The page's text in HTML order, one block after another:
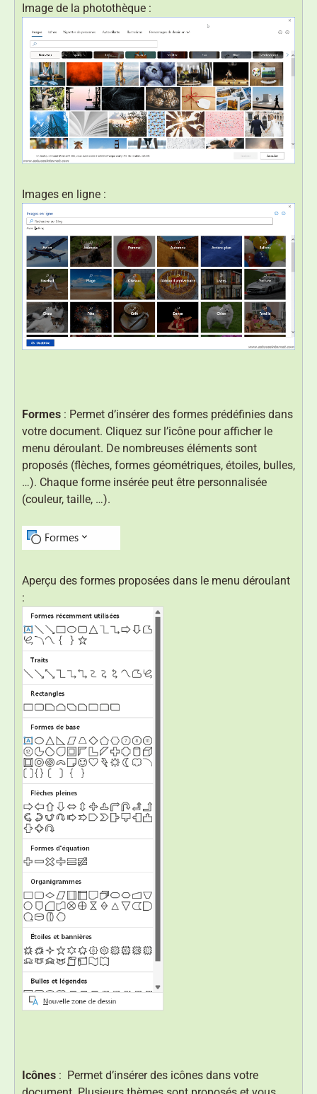
Image de la photothèque :
Images en ligne :
Formes : Permet d’insérer des formes prédéfinies dans
votre document. Cliquez sur l’icône pour afficher le
menu déroulant. De nombreuses éléments sont
proposés (flèches, formes géométriques, étoiles, bulles,
…). Chaque forme insérée peut être personnalisée
(couleur, taille, …).
Aperçu des formes proposées dans le menu déroulant
:
Icônes : Permet d’insérer des icônes dans votre